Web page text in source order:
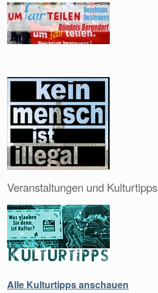
Veranstaltungen und Kulturtipps
Alle Kulturtipps anschauen